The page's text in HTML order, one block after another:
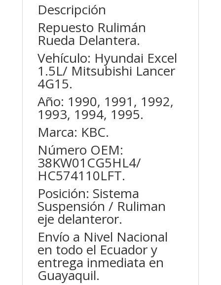
Descripción
Repuesto Rulimán
Rueda Delantera.
Vehículo: Hyundai Excel
1.5L/ Mitsubishi Lancer
4G15.
Año: 1990, 1991, 1992,
1993, 1994, 1995.
Marca: KBC.
Número OEM:
38KW01CG5HL4/
HC574110LFT.
Posición: Sistema
Suspensión / Ruliman
eje delanteror.
Envío a Nivel Nacional
en todo el Ecuador y
entrega inmediata en
Guayaquil.